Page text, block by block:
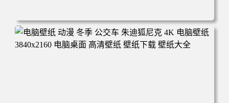
电脑壁纸 完美世界 荒天帝石昊 4K高清动漫壁纸 电脑桌面
高清壁纸 壁纸下载 壁纸大全